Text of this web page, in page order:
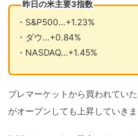
昨日の米主要3指数
・S&P500…+1.23%
・ダウ…+0.84%
・NASDAQ…+1.45%
プレマーケットから買われてい
がオープンしても上昇していきま